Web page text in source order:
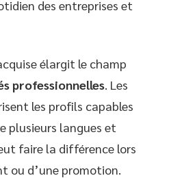
des entreprises et
élargit le champ
professionnelles. Les
les profils capables
plusieurs langues et
faire la différence lors
ou d’une promotion.